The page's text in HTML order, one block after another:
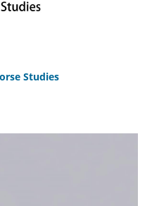
Studies